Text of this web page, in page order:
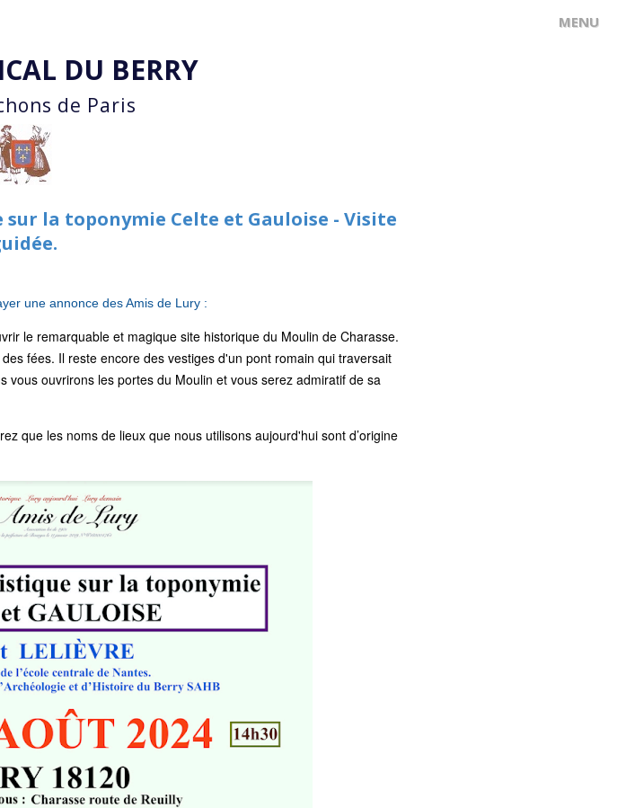
DU BERRY
de Paris
la toponymie Celte et Gauloise - Visite
une annonce des Amis de Lury :
le remarquable et magique site historique du Moulin de Charasse.
fées. Il reste encore des vestiges d'un pont romain qui traversait
vous ouvrirons les portes du Moulin et vous serez admiratif de sa
que les noms de lieux que nous utilisons aujourd'hui sont d’origine